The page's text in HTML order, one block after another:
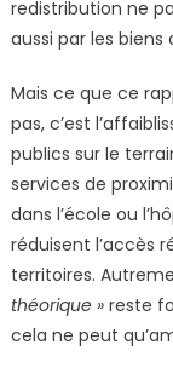
redistribution ne
aussi par les biens
Mais ce que ce
pas, c’est
publics sur le
services de
dans l’école ou
réduisent l’accès
territoires.
théorique »reste
cela ne peut